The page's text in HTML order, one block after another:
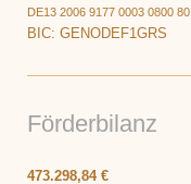
DE13 2006 9177 0003 0800 80
BIC: GENODEF1GRS
Förderbilanz
473.298,84 €